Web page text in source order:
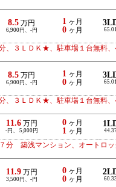
8.5 万円
6,900円、-円
1 ヶ月
0 ヶ月
３ＬＤＫ★、駐車場１台無料、
8.5 万円
6,900円、-円
1 ヶ月
0 ヶ月
３ＬＤＫ★、駐車場１台無料、
11.6万円
-円、 5,000円
0 ヶ月
1 ヶ月
分 築浅マンション、オートロ
11.9万円
3,500円、-円
0 ヶ月
0 ヶ月